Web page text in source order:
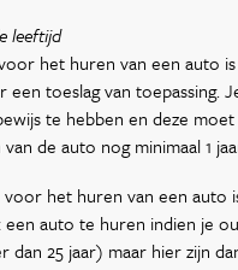
leeftijd
het huren van een auto is
een toeslag van toepassing.
te hebben en deze
de auto nog minimaal 1
het huren van een auto
een auto te huren indien je
dan 25 jaar) maar hier zijn